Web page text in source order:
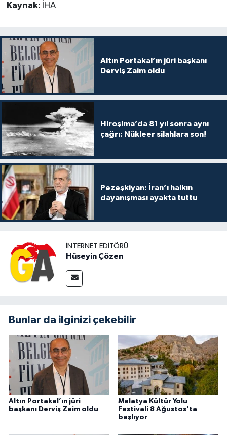
Kaynak: İHA
Altın Portakal’ın jüri başkanı
Derviş Zaim oldu
Hiroşima’da 81 yıl sonra aynı
çağrı: Nükleer silahlara son!
Pezeşkiyan: İran’ı halkın
dayanışması ayakta tuttu
İNTERNET EDITÖRÜ
Hüseyin Çözen
Bunlar da ilginizi çekebilir
Altın Portakal’ın jüri
başkanı Derviş Zaim oldu
Malatya Kültür Yolu
Festivali 8 Ağustos'ta
başlıyor